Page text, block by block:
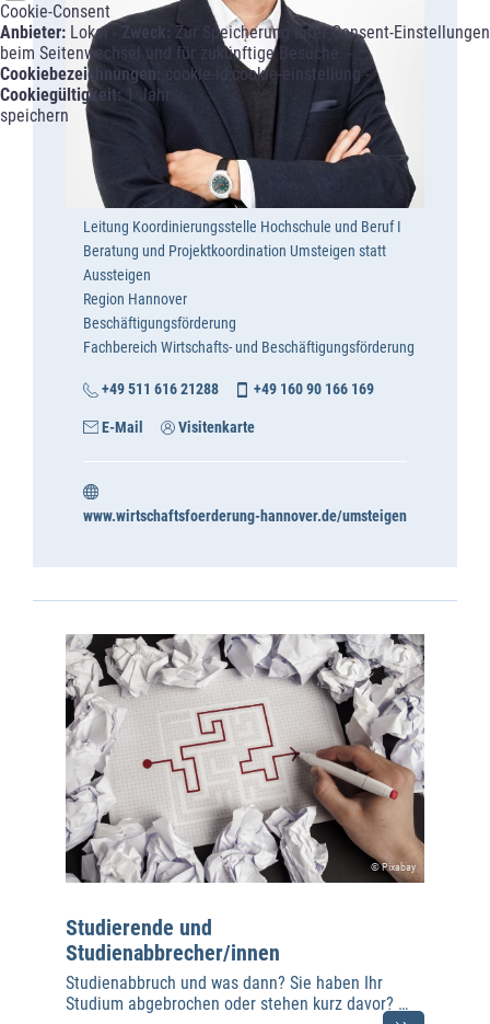
Cookie-Consent
Anbieter: Lokal - Zweck: Zur Speicherung Ihrer Consent-Einstellungen
beim Seitenwechsel und für zukünftige Besuche. -
Cookiebezeichnungen: cookie-id;cookie-einstellung -
Cookiegültigkeit:1 Jahr
speichern
Leitung Koordinierungsstelle Hochschule und Beruf I
Beratung und Projektkoordination Umsteigen statt
Aussteigen
Region Hannover
Beschäftigungsförderung
Fachbereich Wirtschafts- und Beschäftigungsförderung
+49 511 616 21288 +49 160 90 166 169
E-Mail Visitenkarte
www.wirtschaftsfoerderung-hannover.de/umsteigen
© Pixabay
Studierende und
Studienabbrecher/innen
Studienabbruch und was dann? Sie haben Ihr
Studium abgebrochen oder stehen kurz davor? …